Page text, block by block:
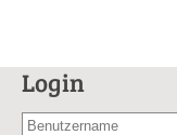
Login
Benutzername